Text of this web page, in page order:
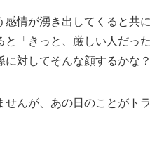
情が湧き出してくると共
「きっと、厳しい人だっ
対してそんな顔するかな
んが、あの日のことがト